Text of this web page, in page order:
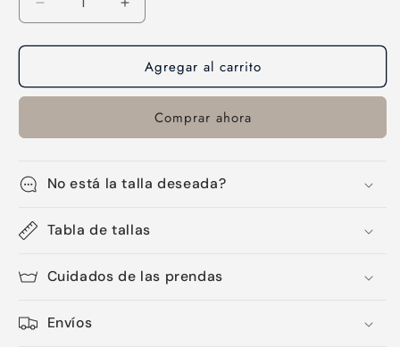
Reducir
cantidad
para
38
Aumentar
cantidad
para
Bandana-
38
Agregar al carrito
Comprar ahora
No está la talla deseada?
Tabla de tallas
Cuidados de las prendas
Envíos